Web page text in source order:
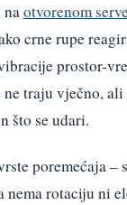
otvorenom
crne rupe
prostor-
traju vječno,
što se udari.
poremećaja
nema rotaciju ni